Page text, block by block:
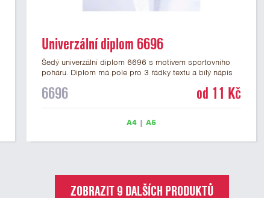
Univerzální diplom 6696
Šedý univerzální diplom 6696 s motivem sportovního
poháru. Diplom má pole pro 3 řádky textu a bílý nápis
a A5. Tento univerzální diplom je vhodný pro většinu
motivem sportovního poháru má gramáž 250 g/m2.
6696 od 11 Kč
A4| A5
ZOBRAZIT 9 DALŠÍCH PRODUKTŮ